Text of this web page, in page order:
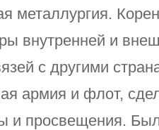
металлургия.
внутренней и
с другими
армия и флот,
и просвещения.